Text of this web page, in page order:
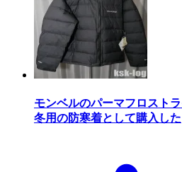
モンベルのパーマフロスト
冬用の防寒着として購入した